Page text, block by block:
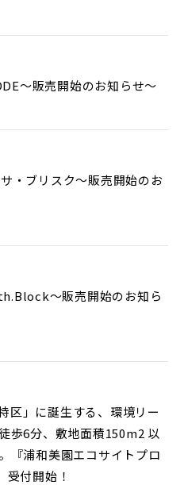
～販売開始のお知らせ～
・ブリスク～販売開始のお
～販売開始のお知ら
区」に誕生する、環境リー
歩6分、敷地面積150m2 以
『浦和美園エコサイトプロ
付開始！